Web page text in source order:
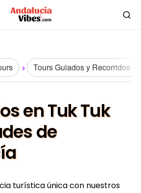
Tours Guiados y Recorridos
en Tuk Tuk
de
turística única con nuestros